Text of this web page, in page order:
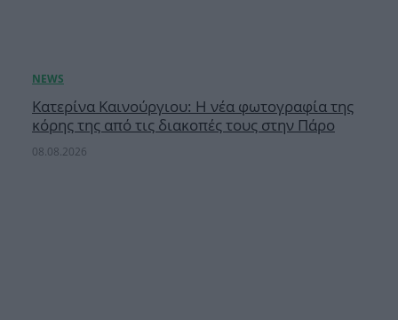
Κατερίνα Καινούργιου: Η νέα φωτογραφία της
κόρης της από τις διακοπές τους στην Πάρο
08.08.2026